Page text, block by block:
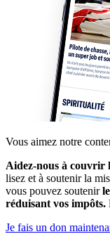
Vous aimez notre
Aidez-nous à couvrir
lisez et à soutenir la
vous pouvez soutenir
réduisant vos impôts.
Je fais un don